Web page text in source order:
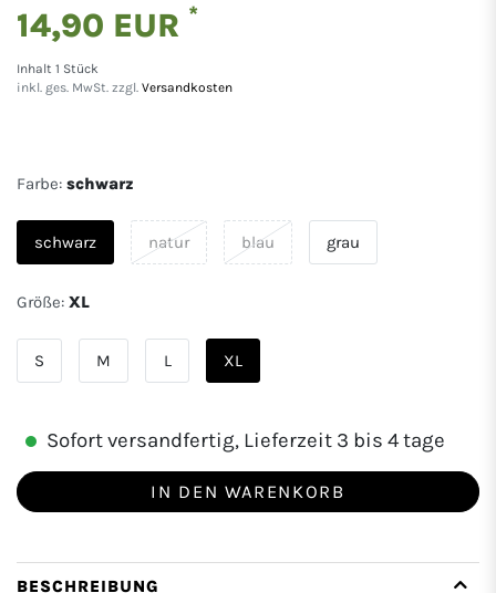
14,90 EUR *
Inhalt 1 Stück
inkl. ges. MwSt. zzgl. Versandkosten
Farbe: schwarz
schwarz natur blau grau
Größe: XL
S M L XL
Sofort versandfertig, Lieferzeit 3 bis 4 tage
IN DEN WARENKORB
BESCHREIBUNG